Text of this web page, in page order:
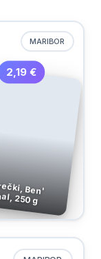
MARIBOR
2,19 €
Ben'
250 g